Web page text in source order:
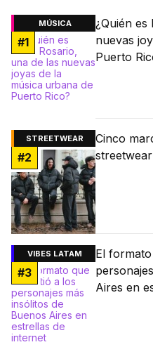
MÚSICA
#1
¿Quién es
nuevas
Puerto
STREETWEAR
#2
Cinco
VIBES LATAM
#3
El
Aires en